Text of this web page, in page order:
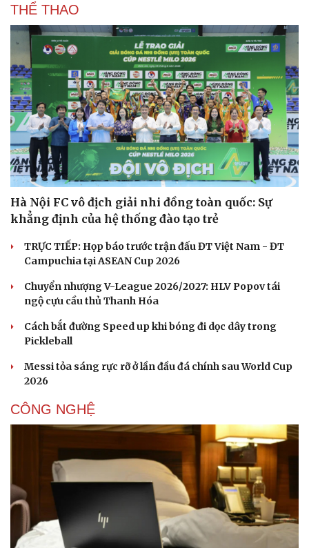
Du lịch
Tư vấn
Săn Tour
check-in
Podcast
Câu chuyện thời sự
Đọc truyện đêm khuya
Cửa sổ tình yêu
Kể chuyện cho bé
Hạt giống tâm hồn
THỂ THAO
Hà Nội FC vô địch giải nhi đồng toàn quốc: Sự
khẳng định của hệ thống đào tạo trẻ
TRỰC TIẾP: Họp báo trước trận đấu ĐT Việt Nam - ĐT
Campuchia tại ASEAN Cup 2026
Chuyển nhượng V-League 2026/2027: HLV Popov tái
ngộ cựu cầu thủ Thanh Hóa
Cách bắt đường Speed up khi bóng đi dọc dây trong
Pickleball
Messi tỏa sáng rực rỡ ở lần đầu đá chính sau World Cup
2026
CÔNG NGHỆ